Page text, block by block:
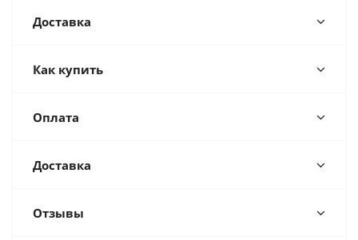
Доставка
Как купить
Оплата
Доставка
Отзывы